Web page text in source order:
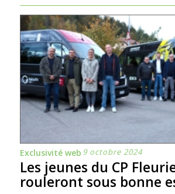
Exclusivité web 9 octobre 2024
Les jeunes du CP
rouleront sous bonne